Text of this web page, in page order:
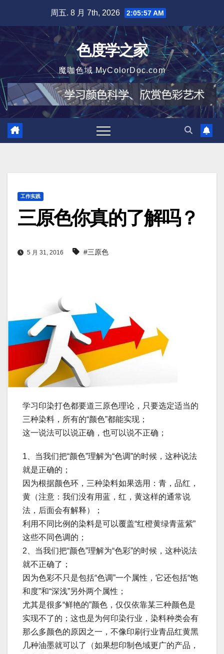
周五. 8 月 7th, 2026 2:05:59 AM
色度学之家
魔咖色域 MyColorDoc.com
工作实践
三原色你真的了解吗？
5 月 31, 2016 #三原色
学习印染打色都要道三原色理论，只要选定适当的
三种染料，所有的“颜色”都能实现；
这一说法可以说正确，也可以说不正确；
1、当我们把“颜色”理解为“色调”的时候，这种说法
就是正确的；
因为根据颜色环，三种染料如果选用：青，品红，
黄（注意：我们没有用蓝，红，黄这样的通常说
法，后面会有解释）；
利用不同比例的染料是可以覆盖“红橙黄绿青蓝紫”
这些不同色调的；
2、当我们把“颜色”理解为“色彩”的时候，这种说法
就不正确了；
因为色彩不只是包括“色调”一个属性，它还包括“饱
和度”和“深浅”另外两个属性；
尤其是很多“鲜艳的”颜色，仅仅依靠某三种颜色是
实现不了的；这也是为何印染行业，染料种类会有
那么多颜色的原因之一，不像印刷行业青品红黄黑
几种油墨就可以了（如果想印制色域更广的产品，